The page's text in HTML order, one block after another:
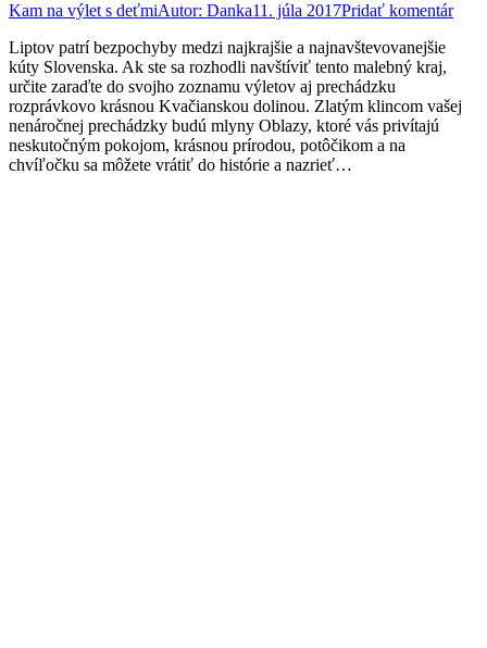
Kam na výlet s deťmiAutor: Danka11. júla 2017Pridať komentár
Liptov patrí bezpochyby medzi najkrajšie a najnavštevovanejšie
kúty Slovenska. Ak ste sa rozhodli navštíviť tento malebný kraj,
určite zaraďte do svojho zoznamu výletov aj prechádzku
rozprávkovo krásnou Kvačianskou dolinou. Zlatým klincom vašej
nenáročnej prechádzky budú mlyny Oblazy, ktoré vás privítajú
neskutočným pokojom, krásnou prírodou, potôčikom a na
chvíľočku sa môžete vrátiť do histórie a nazrieť…